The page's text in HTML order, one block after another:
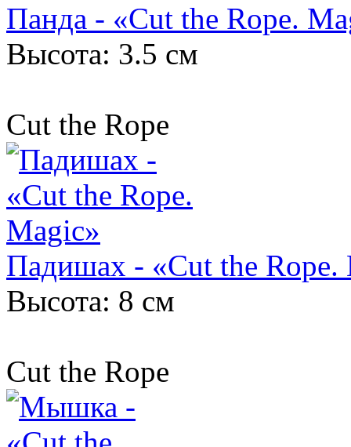
Панда - «Cut the Rope.
Высота: 3.5 см
Cut the Rope
Падишах - «Cut the Rope.
Высота: 8 см
Cut the Rope